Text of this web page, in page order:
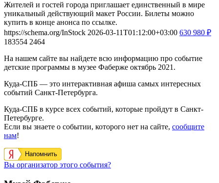
Жителей и гостей города приглашает единственный в мире
уникальный действующий макет России. Билеты можно
купить в конце анонса по ссылке.
https://schema.org/InStock 2026-03-11T01:12:00+03:00 630 980 ₽
183554 2464
На нашем сайте вы найдете всю информацию про событие
детские программы в музее Фаберже октябрь 2021.
Куда-СПБ — это интерактивная афиша самых интересных
событий Санкт-Петербурга.
Куда-СПБ в курсе всех событий, которые пройдут в Санкт-
Петербурге.
Если вы знаете о событии, которого нет на сайте, сообщите
нам!
Напомнить
Вы организатор этого события?